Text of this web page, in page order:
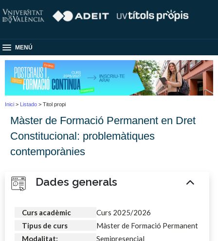
MENÚ
Inici > Listado > Titol propi
Màster de Formació Permanent en Dret
Constitucional: problemàtiques
contemporànies
Dades generals
Curs acadèmic
Curs 2025/2026
Tipus de curs
Màster de Formació Permanent
Modalitat:
Semipresencial